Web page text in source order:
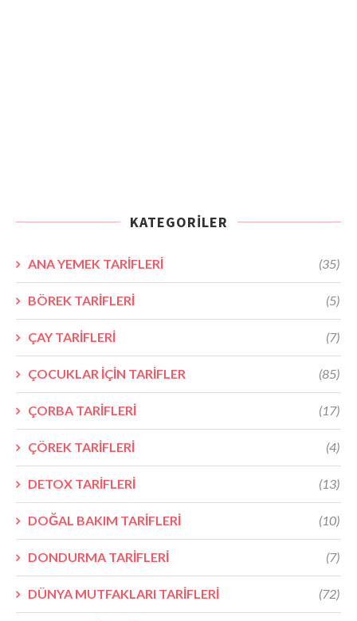
KATEGORILER
ANA YEMEK TARİFLERİ (35)
BÖREK TARİFLERİ (5)
ÇAY TARİFLERİ (7)
ÇOCUKLAR İÇİN TARİFLER (85)
ÇORBA TARİFLERİ (17)
ÇÖREK TARİFLERİ (4)
DETOX TARİFLERİ (13)
DOĞAL BAKIM TARİFLERİ (10)
DONDURMA TARİFLERİ (7)
DÜNYA MUTFAKLARI TARİFLERİ (72)